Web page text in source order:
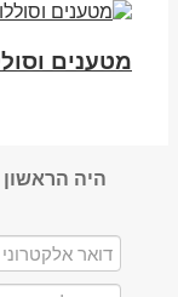
מטענים
היה